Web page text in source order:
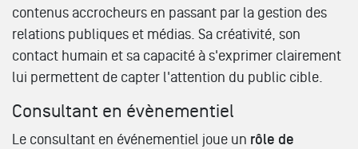
contenus accrocheurs en passant par la gestion des
relations publiques et médias. Sa créativité, son
contact humain et sa capacité à s'exprimer clairement
lui permettent de capter l'attention du public cible.
Consultant en évènementiel
Le consultant en événementiel joue un rôle de